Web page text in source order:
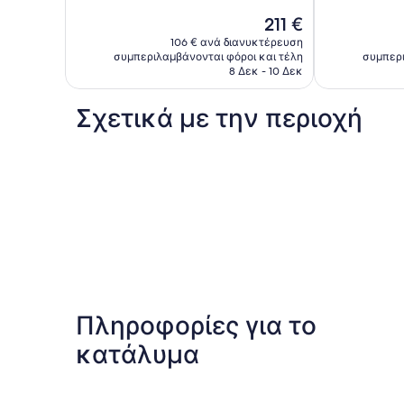
σχόλια
Η
τιμή
είναι
211 €
211 €
106 € ανά διανυκτέρευση
συμπεριλαμβάνονται φόροι και τέλη
8 Δεκ - 10 Δεκ
Σχετικά με την περιοχή
Πληροφορίες για το
κατάλυμα